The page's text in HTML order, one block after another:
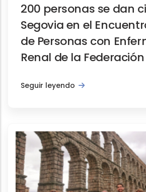
200 personas se dan
Segovia en el
de Personas con
Renal de la Federación
Seguir leyendo